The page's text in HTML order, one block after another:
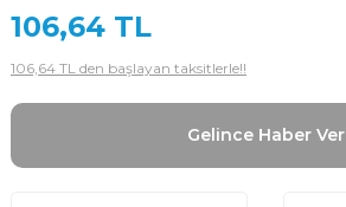
106,64 TL
106,64 TL den başlayan taksitlerle!!
Gelince Haber Ver